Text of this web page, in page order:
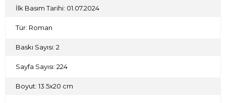
İlk Basım Tarihi: 01.07.2024
Tür: Roman
Baskı Sayısı: 2
Sayfa Sayısı: 224
Boyut: 13.5x20 cm